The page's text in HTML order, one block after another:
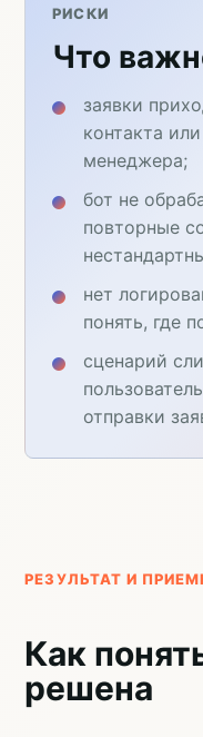
РИСКИ
Что
заявки
контакта
менеджера;
бот не
повторные
нет
понять, где
сценарий
отправки
РЕЗУЛЬТАТ И
Как
решена